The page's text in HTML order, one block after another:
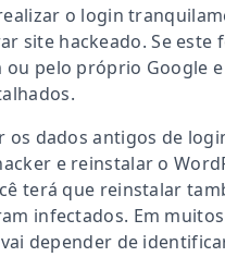
o login
site hackeado. Se este
pelo próprio Google e
dados antigos de
e reinstalar o
terá que reinstalar
infectados. Em muitos
depender de